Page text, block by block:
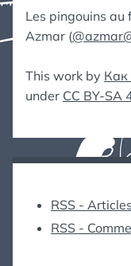
Les pingouins au
Azmar (
This work by Как
under CC BY-SA
RSS - Articles
RSS -